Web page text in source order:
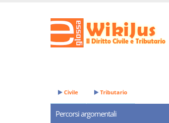
Civile Tributario
Percorsi argomentali